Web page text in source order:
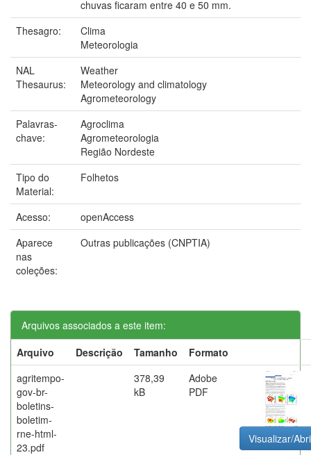
chuvas ficaram entre 40 e 50 mm.
Thesagro:
Clima
Meteorologia
NAL
Thesaurus:
Weather
Meteorology and climatology
Agrometeorology
Palavras-
chave:
Agroclima
Agrometeorologia
Região Nordeste
Tipo do
Material:
Folhetos
Acesso:
openAccess
Aparece
nas
coleções:
Outras publicações (CNPTIA)
Arquivos associados a este item:
Arquivo
Descrição Tamanho
Formato
agritempo-
gov-br-
boletins-
boletim-
rne-html-
23.pdf
378,39
kB
Adobe
PDF
Visualizar/